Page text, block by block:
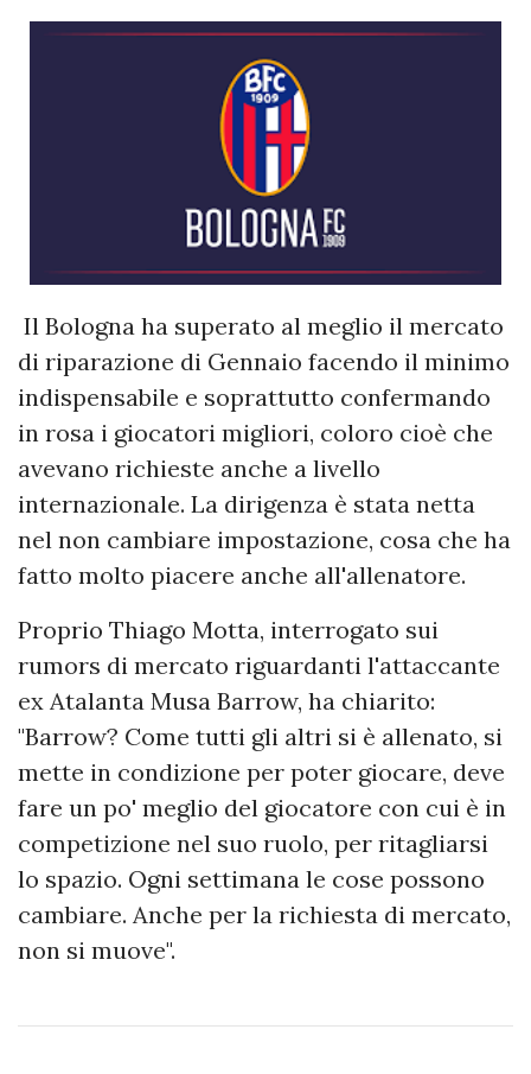
Il Bologna ha superato al meglio il mercato
di riparazione di Gennaio facendo il minimo
indispensabile e soprattutto confermando
in rosa i giocatori migliori, coloro cioè che
avevano richieste anche a livello
internazionale. La dirigenza è stata netta
nel non cambiare impostazione, cosa che ha
fatto molto piacere anche all'allenatore.
Proprio Thiago Motta, interrogato sui
rumors di mercato riguardanti l'attaccante
ex Atalanta Musa Barrow, ha chiarito:
"Barrow? Come tutti gli altri si è allenato, si
mette in condizione per poter giocare, deve
fare un po' meglio del giocatore con cui è in
competizione nel suo ruolo, per ritagliarsi
lo spazio. Ogni settimana le cose possono
cambiare. Anche per la richiesta di mercato,
non si muove".